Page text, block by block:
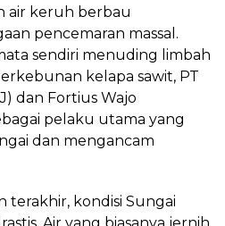
air keruh berbau
pencemaran massal.
sendiri menuding limbah
kelapa sawit, PT
dan Fortius Wajo
pelaku utama yang
dan mengancam
terakhir, kondisi Sungai
Air yang biasanya jernih